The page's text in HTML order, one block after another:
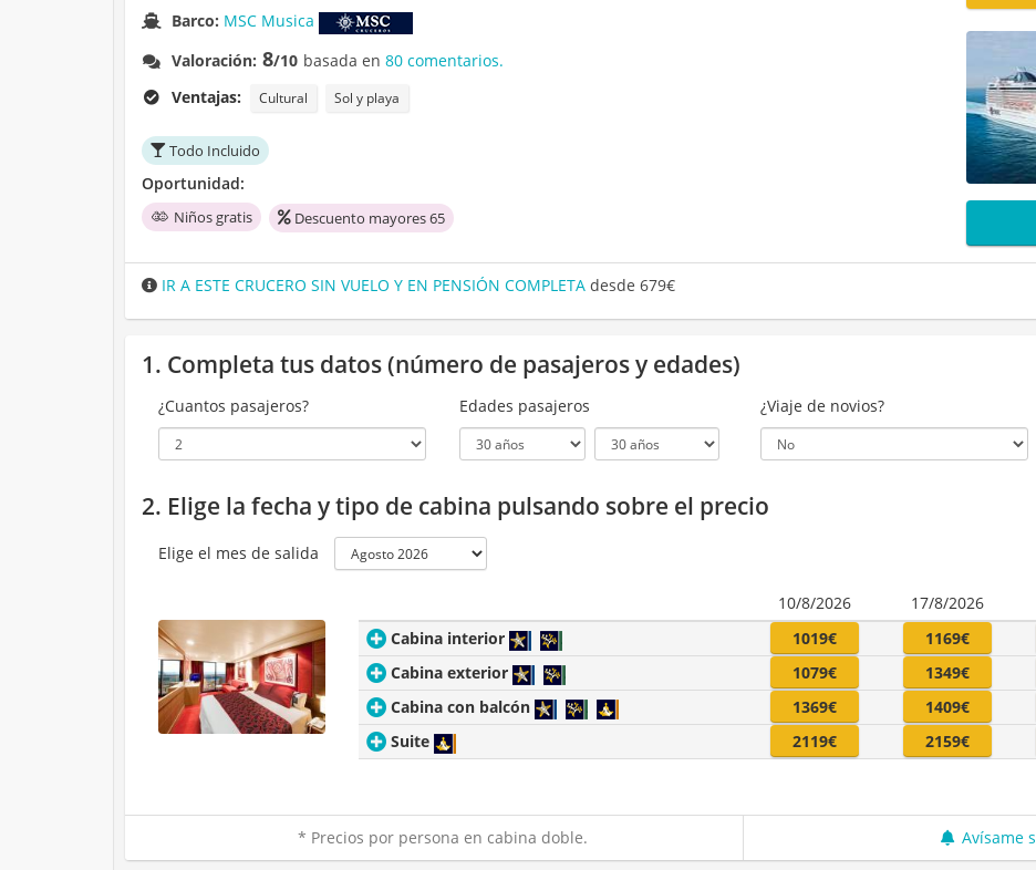
Barco: MSC Musica
Valoración: 8/10 basada en80 comentarios.
Ventajas:
Cultural Sol y playa
Todo Incluido
Oportunidad:
Niños gratis Descuento mayores 65
IR A ESTE CRUCERO SIN VUELO Y EN PENSIÓN COMPLETA desde 679€
1. Completa tus datos (número de pasajeros y edades)
¿Cuantos pasajeros? Edades pasajeros ¿Viaje de novios?
2. Elige la fecha y tipo de cabina pulsando sobre el precio
Elige el mes de salida
10/8/2026 17/8/2026
Cabina interior
1019€ 1169€
Cabina exterior
1079€ 1349€
Cabina con balcón
1369€ 1409€
Suite
2119€ 2159€
* Precios por persona en cabina doble. Avísame